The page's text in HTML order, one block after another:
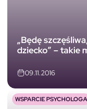
„Będę
dziecko” – takie
09.11.2016
WSPARCIE PSYCHOLOGA